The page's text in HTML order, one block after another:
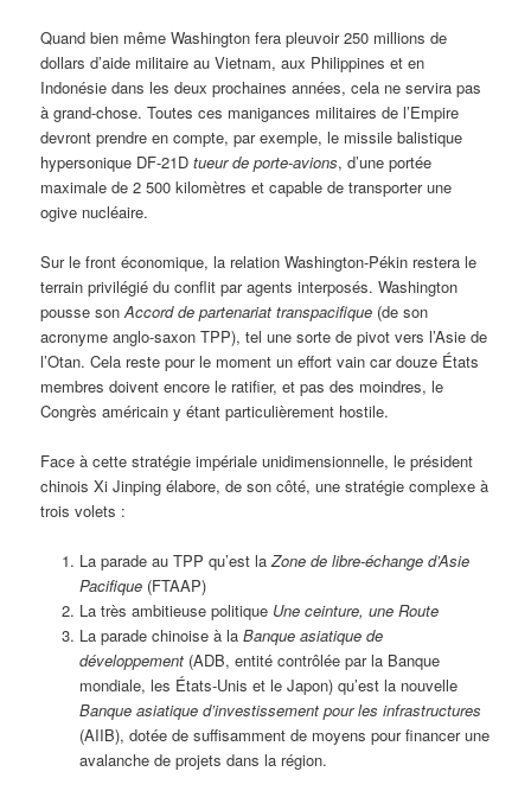
Quand bien même Washington fera pleuvoir 250 millions de
dollars d’aide militaire au Vietnam, aux Philippines et en
Indonésie dans les deux prochaines années, cela ne servira pas
à grand-chose. Toutes ces manigances militaires de l’Empire
devront prendre en compte, par exemple, le missile balistique
hypersonique DF-21Dtueur de porte-avions, d’une portée
maximale de 2 500 kilomètres et capable de transporter une
ogive nucléaire.
Sur le front économique, la relation Washington-Pékin restera le
terrain privilégié du conflit par agents interposés. Washington
pousse sonAccord de partenariat transpacifique (de son
acronyme anglo-saxon TPP), tel une sorte de pivot vers l’Asie de
l’Otan. Cela reste pour le moment un effort vain car douze États
membres doivent encore le ratifier, et pas des moindres, le
Congrès américain y étant particulièrement hostile.
Face à cette stratégie impériale unidimensionnelle, le président
chinois Xi Jinping élabore, de son côté, une stratégie complexe à
trois volets :
La parade au TPP qu’est laZone de libre-échange d’Asie
Pacifique(FTAAP)
La très ambitieuse politique Une ceinture, une Route
La parade chinoise à la Banque asiatique de
développement(ADB, entité contrôlée par la Banque
mondiale, les États-Unis et le Japon) qu’est la nouvelle
Banque asiatique d’investissement pour les infrastructures
(AIIB), dotée de suffisamment de moyens pour financer une
avalanche de projets dans la région.